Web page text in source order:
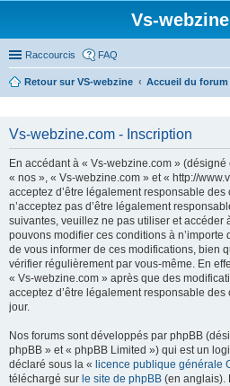
Vs-
Raccourcis FAQ
Retour sur VS-webzine Accueil du forum
Vs-webzine.com - Inscription
En accédant à « Vs-webzine.com »
« nos », « Vs-webzine.com » et « http://
acceptez d’être légalement responsable
n’acceptez pas d’être légalement
suivantes, veuillez ne pas utiliser et accéder
pouvons modifier ces conditions à
de vous informer de ces modifications, bien
vérifier régulièrement par vous-même. En
« Vs-webzine.com » après que des
acceptez d’être légalement responsable
jour.
Nos forums sont développés par phpBB
phpBB » et « phpBB Limited ») qui est un
déclaré sous la « licence publique générale
téléchargé sur le site de phpBB (en anglais).